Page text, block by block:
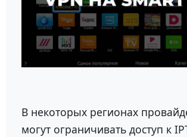
В некоторых регионах
могут ограничивать доступ к